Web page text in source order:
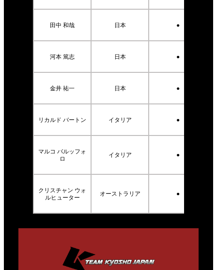
田中 和哉 日本 ●
河本 篤志 日本 ●
金井 祐一 日本 ●
リカルド バートン イタリア ●
マルコ バルッフォ
ロ
イタリア ●
クリスチャン ウォ
ルヒューター
オーストラリア ●